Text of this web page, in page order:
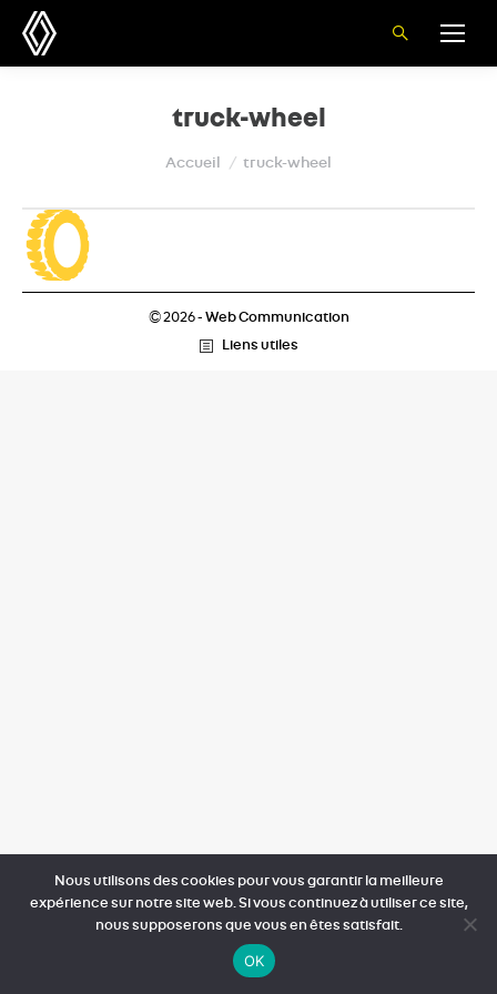
Recherche
:
truck-wheel
Vous êtes ici :
Accueil truck-wheel
© 2026 - Web Communication
Liens utiles
Nous utilisons des cookies pour vous garantir la meilleure
expérience sur notre site web. Si vous continuez à utiliser ce site,
nous supposerons que vous en êtes satisfait.
OK